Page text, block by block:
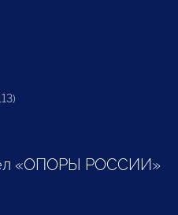
«ОПОРЫ РОССИИ»